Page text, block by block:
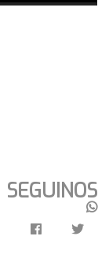
SEGUINOS